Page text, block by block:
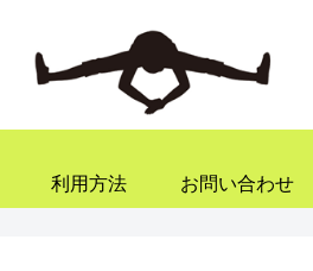
利用方法 お問い合わせ